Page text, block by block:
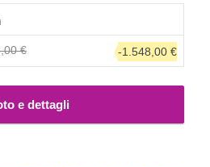
che la casa viene fornita in
vernice è disponibile come
la facciata è semplicemente
Importante: l'aspetto di
potrebbe variare rispetto
Alcuni accessori aggiuntivi, ad
inclusi: facci sapere se
€ -1.548,00 €
e dettagli